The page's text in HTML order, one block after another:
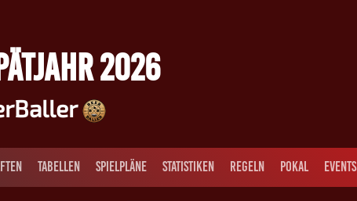
2026
TABELLEN SPIELPLÄNE STATISTIKEN REGELN POKAL EVENTS